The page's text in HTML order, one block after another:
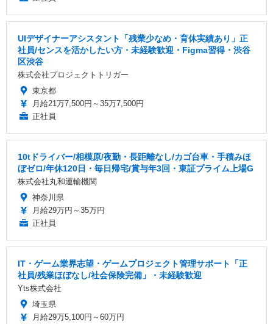
UIデザイナーアシスタント「残業少なめ・育休実績あり」正
社員/センスを活かしたい方・未経験歓迎・Figma習得・渋谷
区渋谷
株式会社プロジェクトトリガー
東京都
月給21万7,500円～35万7,500円
正社員
10tドライバー/相模原/夜勤・長距離なし/カゴ台車・手積みほ
ぼゼロ/年休120日・毎日帰宅/賞与年3回・東証プライム上場G
株式会社丸和運輸機関
神奈川県
月給29万円～35万円
正社員
IT・ゲーム業界志望・ゲームプロジェクト管理サポート「正
社員/残業ほぼなし/社会保険完備」・未経験歓迎
Yts株式会社
埼玉県
月給29万5,100円～60万円